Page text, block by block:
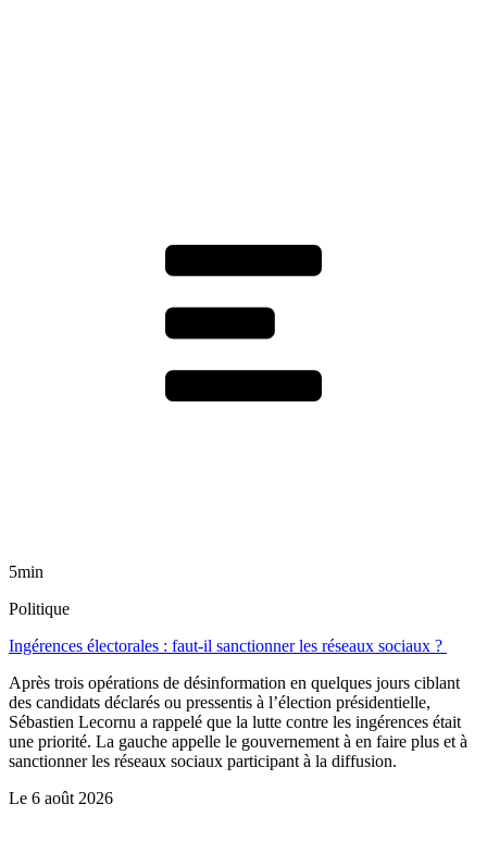
5min
Politique
Ingérences électorales : faut-il sanctionner les réseaux sociaux ?
Après trois opérations de désinformation en quelques jours ciblant
des candidats déclarés ou pressentis à l’élection présidentielle,
Sébastien Lecornu a rappelé que la lutte contre les ingérences était
une priorité. La gauche appelle le gouvernement à en faire plus et à
sanctionner les réseaux sociaux participant à la diffusion.
Le 6 août 2026